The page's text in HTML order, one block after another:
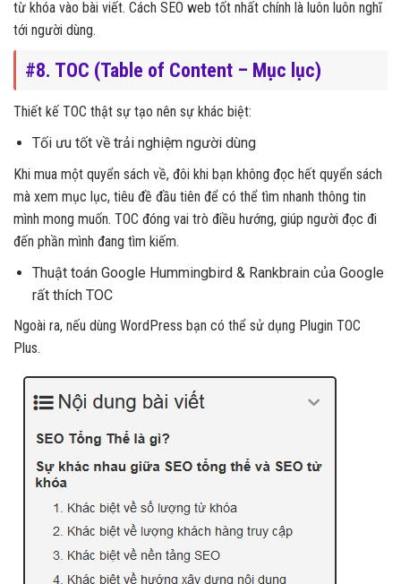
từ khóa vào bài viết. Cách SEO web tốt nhất chính là luôn luôn nghĩ
tới người dùng.
#8. TOC (Table of Content – Mục lục)
Thiết kế TOC thật sự tạo nên sự khác biệt:
Tối ưu tốt về trải nghiệm người dùng
Khi mua một quyển sách về, đôi khi bạn không đọc hết quyển sách
mà xem mục lục, tiêu đề đầu tiên để có thể tìm nhanh thông tin
mình mong muốn. TOC đóng vai trò điều hướng, giúp người đọc đi
đến phần mình đang tìm kiếm.
Thuật toán Google Hummingbird & Rankbrain của Google
rất thích TOC
Ngoài ra, nếu dùng WordPress bạn có thể sử dụng Plugin TOC
Plus.